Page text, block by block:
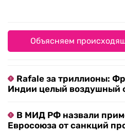
Объясняем
Rafale за триллионы:
Индии целый воздушный
В МИД РФ назвали
Евросоюза от санкций